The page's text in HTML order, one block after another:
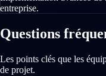
entreprise.
Questions
Les points clés que les
de projet.